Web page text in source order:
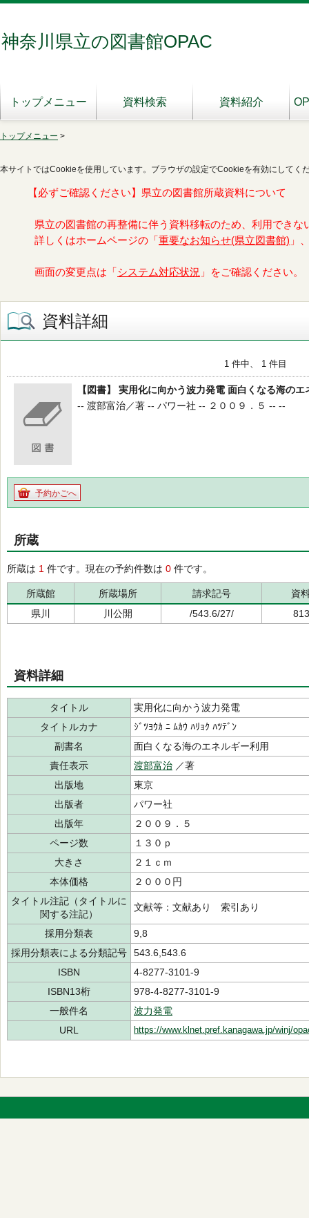
神奈川県立の図書館OPAC
トップメニュー 資料検索 資料紹介
トップメニュー >
本サイトではCookieを使用しています。ブラウザの設定でCookieを有効にしてく
【必ずご確認ください】県立の図書館所蔵資料について
県立の図書館の再整備に伴う資料移転のため、利用できな
詳しくはホームページの「 重要なお知らせ(県立図書館) 」
画面の変更点は「 システム対応状況 」をご確認ください。
資料詳細
1 件中、 1 件目
【図書】 実用化に向かう波力発電 面白くなる海のエ
-- 渡部富治／著 -- パワー社 -- ２００９．５ -- --
予約かごへ
所蔵
所蔵は 1 件です。現在の予約件数は 0 件です。
所蔵館 所蔵場所 請求記号
資
県川
川公開 /543.6/27/
資料詳細
タイトル
実用化に向かう波力発電
タイトルカナ
ｼﾞﾂﾖｳｶ ﾆ ﾑｶｳ ﾊﾘｮｸ ﾊﾂﾃﾞﾝ
副書名
面白くなる海のエネルギー利用
責任表示
渡部富治 ／著
出版地
東京
出版者
パワー社
出版年
２００９．５
ページ数
１３０ｐ
大きさ
２１ｃｍ
本体価格
２０００円
タイトル注記（タイトルに
関する注記）
文献等：文献あり 索引あり
採用分類表
9,8
採用分類表による分類記号
543.6,543.6
ISBN
4-8277-3101-9
ISBN13桁
978-4-8277-3101-9
一般件名
波力発電
URL
https://www.klnet.pref.kanagawa.jp/winj/